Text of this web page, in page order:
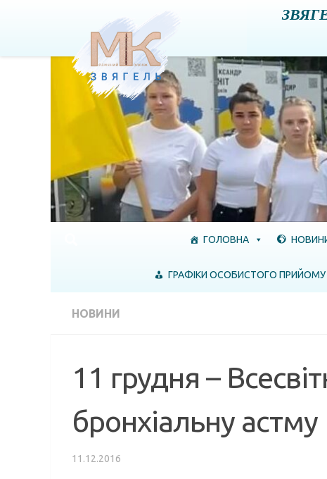
ГОЛОВНА
ГРАФІКИ ОСОБИСТОГО
НОВИНИ
11 грудня –
бронхіальну астму
11.12.2016